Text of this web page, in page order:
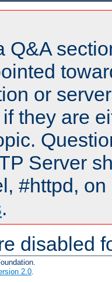
Q&A
or
they are
Server
#httpd,
.
disabled
2.0